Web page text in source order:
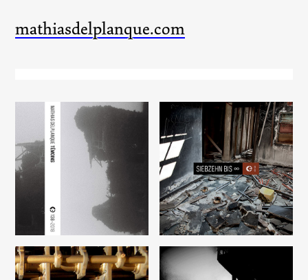
mathiasdelplanque.com
Siebzehn bis ∞